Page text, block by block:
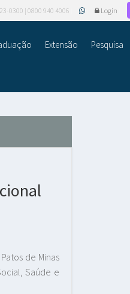
0300 | 0800 940 4006 Login
Extensão Pesquisa
de Minas
Saúde e